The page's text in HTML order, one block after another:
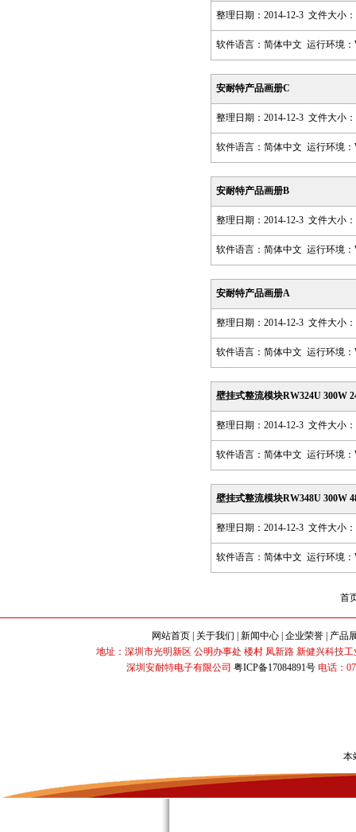
整理日期：2014-12-3 文件大小
软件语言：简体中文 运行环境：
安耐特产品画册C
整理日期：2014-12-3 文件大小
软件语言：简体中文 运行环境：
安耐特产品画册B
整理日期：2014-12-3 文件大小
软件语言：简体中文 运行环境：
安耐特产品画册A
整理日期：2014-12-3 文件大小
软件语言：简体中文 运行环境：
壁挂式整流模块RW324U 300W
整理日期：2014-12-3 文件大小
软件语言：简体中文 运行环境：
壁挂式整流模块RW348U 300W
整理日期：2014-12-3 文件大小
软件语言：简体中文 运行环境：
首
网站首页 关于我们 新闻中心 企业荣誉
产品
地址：深圳市光明新区 公明办事处 楼村 凤新路 新健兴科技工
深圳安耐特电子有限公司 粤ICP备17084891号电话：
本